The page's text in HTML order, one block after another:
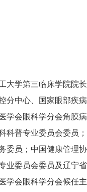
学第三临床学院院
中心、国家眼部疾
会眼科学分会角膜
普专业委员会委员
员；中国健康管理
委员会委员及辽宁
会眼科学分会候任